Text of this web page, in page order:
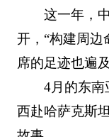
这一年，
开，“构建周边
席的足迹也遍
4月的东南
西赴哈萨克斯